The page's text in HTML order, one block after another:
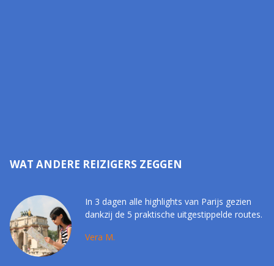
WAT ANDERE REIZIGERS ZEGGEN
In 3 dagen alle highlights van Parijs gezien
dankzij de 5 praktische uitgestippelde routes.
Vera M.